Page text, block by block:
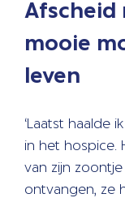
Afscheid
mooie
leven
‘Laatst haalde
in het hospice.
van zijn
ontvangen, ze